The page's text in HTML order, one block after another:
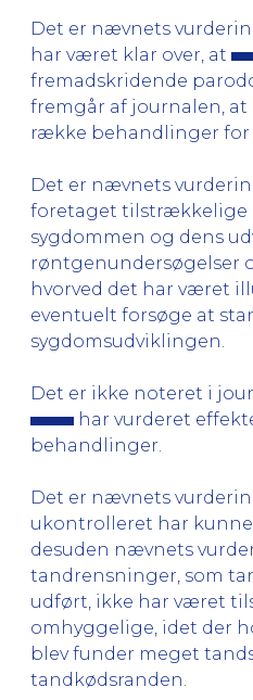
Det er nævnets
har været klar over, at
fremadskridende
fremgår af journalen,
række behandlinger for
Det er nævnets
foretaget tilstrækkelige
sygdommen og dens
røntgenundersøgelser
hvorved det har været
eventuelt forsøge at
sygdomsudviklingen.
Det er ikke noteret i
har vurderet
behandlinger.
Det er nævnets
ukontrolleret har
desuden nævnets
tandrensninger, som
udført, ikke har været
omhyggelige, idet der
blev funder meget
tandkødsranden.